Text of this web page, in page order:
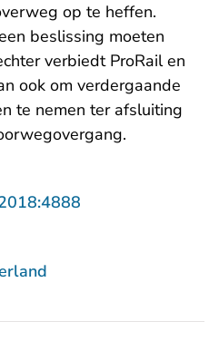
op te heffen.
beslissing moeten
verbiedt ProRail en
ook om verdergaande
te nemen ter afsluiting